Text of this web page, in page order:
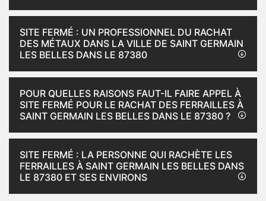
SITE FERMÉ : UN PROFESSIONNEL DU RACHAT
DES MÉTAUX DANS LA VILLE DE SAINT GERMAIN
LES BELLES DANS LE 87380
POUR QUELLES RAISONS FAUT-IL FAIRE APPEL À
SITE FERMÉ POUR LE RACHAT DES FERRAILLES À
SAINT GERMAIN LES BELLES DANS LE 87380 ?
SITE FERMÉ : LA PERSONNE QUI RACHÈTE LES
FERRAILLES À SAINT GERMAIN LES BELLES DANS
LE 87380 ET SES ENVIRONS